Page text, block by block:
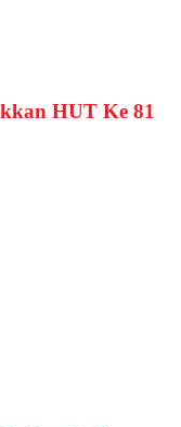
HUT Ke 81